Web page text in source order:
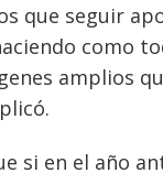
que seguir
como
amplios
si en el año